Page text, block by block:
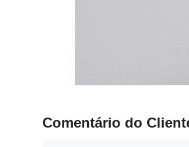
Comentário do